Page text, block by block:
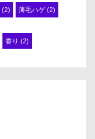
(2) 薄毛ハゲ(2)
香り (2)